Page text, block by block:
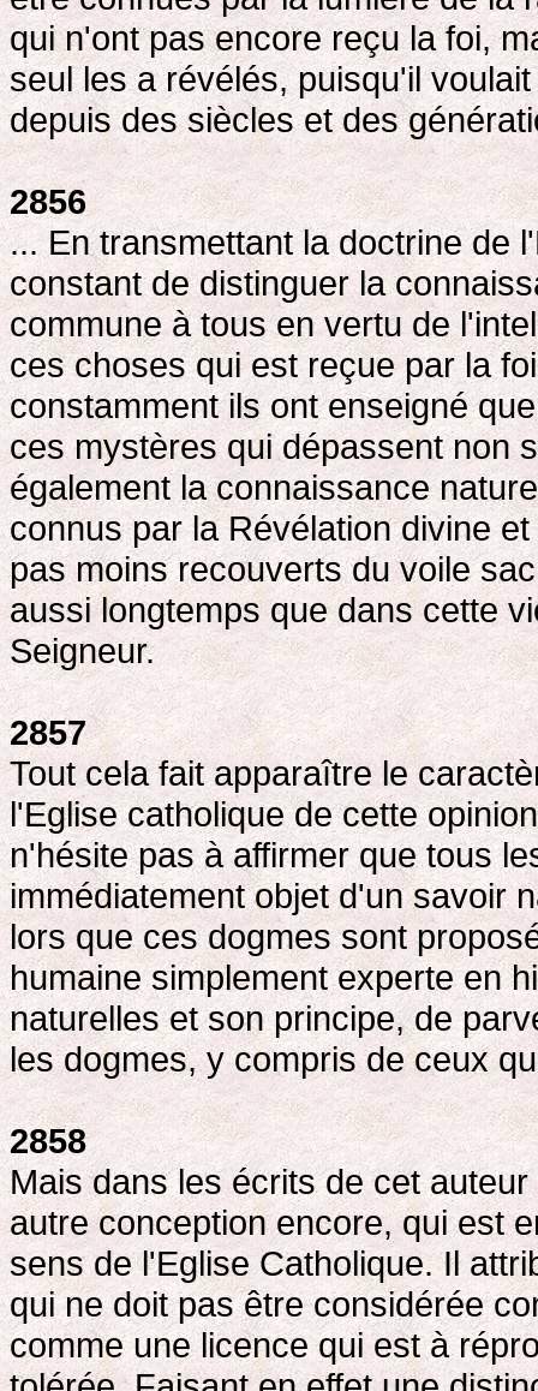
qui n'ont pas encore reçu la foi,
seul les a révélés, puisqu'il
depuis des siècles et des
2856
... En transmettant la doctrine de
constant de distinguer la
commune à tous en vertu de
ces choses qui est reçue par la
constamment ils ont enseigné
ces mystères qui dépassent non
également la connaissance
connus par la Révélation divine
pas moins recouverts du voile
aussi longtemps que dans cette
Seigneur.
2857
Tout cela fait apparaître le
l'Eglise catholique de cette
n'hésite pas à affirmer que tous
immédiatement objet d'un savoir
lors que ces dogmes sont
humaine simplement experte en
naturelles et son principe, de
les dogmes, y compris de ceux
2858
Mais dans les écrits de cet
autre conception encore, qui est
sens de l'Eglise Catholique. Il
qui ne doit pas être considérée
comme une licence qui est à